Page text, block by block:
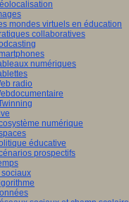
mondes virtuels en éducation
collaboratives
numériques
radio
numérique
éducative
prospectifs
sociaux